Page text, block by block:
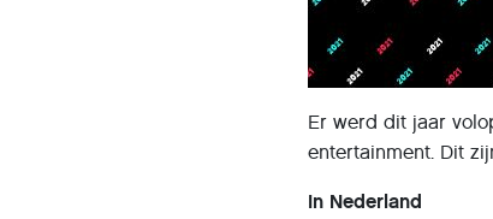
Er werd dit jaar
entertainment. Dit
In Nederland